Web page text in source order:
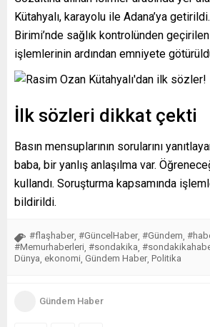
Kütahyalı, karayolu ile Adana’ya
Birimi’nde sağlık kontrolünden geçirilen
işlemlerinin ardından emniyete
İlk sözleri dikkat çekti
Basın mensuplarının sorularını
baba, bir yanlış anlaşılma var.
kullandı. Soruşturma kapsamında
bildirildi.
#flaşhaber #GüncelHaber #Gündem
#Memurhaberleri #sondakika
Dünya ekonomi Gündem Haber Politika
Gündem Haber